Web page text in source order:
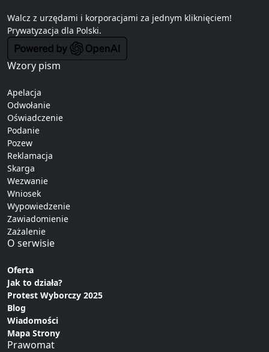
Walcz z urzędami i korporacjami za jednym kliknięciem!
Prywatyzacja dla Polski.
Wzory pism
Apelacja
Odwołanie
Oświadczenie
Podanie
Pozew
Reklamacja
Skarga
Wezwanie
Wniosek
Wypowiedzenie
Zawiadomienie
Zażalenie
O serwisie
Oferta
Jak to działa?
Protest Wyborczy 2025
Blog
Wiadomości
Mapa Strony
Prawomat